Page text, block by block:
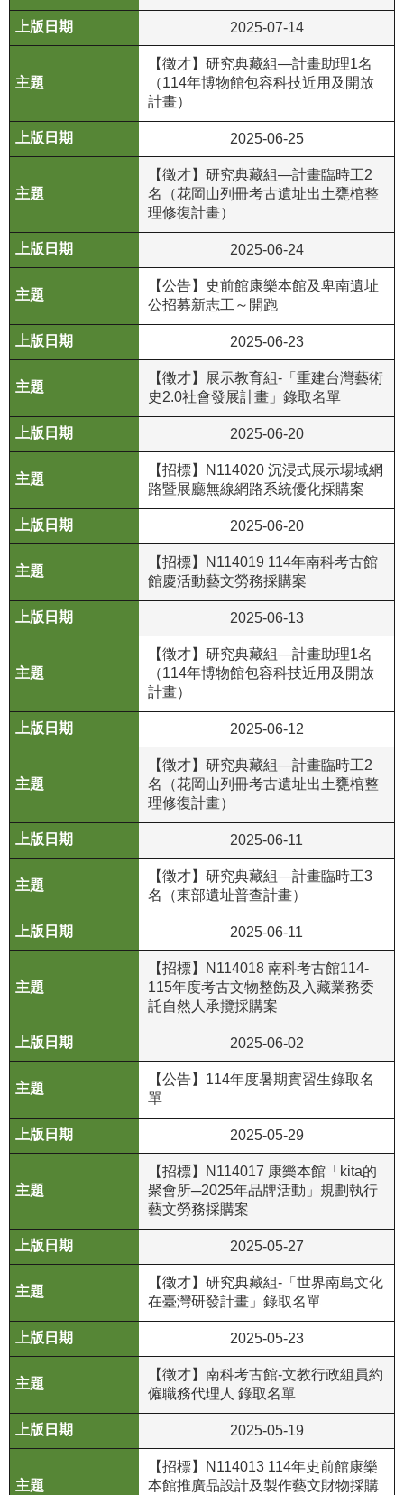
別
平
專
友
善
施
務
服
務
信
箱
網
導
覽
R
S
S
網
資
料
放
告
私
保
護
策
資
訊
全
告
民
服
務
皮
政
府
公
資
2025-07-14
【徵才】研究典藏組—計畫助理1名
（114年博物館包容科技近用及開放
計畫）
2025-06-25
【徵才】研究典藏組—計畫臨時工2
名（花岡山列冊考古遺址出土甕棺整
理修復計畫）
2025-06-24
【公告】史前館康樂本館及卑南遺址
公招募新志工～開跑
2025-06-23
【徵才】展示教育組-「重建台灣藝術
史2.0社會發展計畫」錄取名單
2025-06-20
【招標】N114020 沉浸式展示場域網
路暨展廳無線網路系統優化採購案
2025-06-20
【招標】N114019 114年南科考古館
館慶活動藝文勞務採購案
2025-06-13
【徵才】研究典藏組—計畫助理1名
（114年博物館包容科技近用及開放
計畫）
2025-06-12
【徵才】研究典藏組—計畫臨時工2
名（花岡山列冊考古遺址出土甕棺整
理修復計畫）
2025-06-11
【徵才】研究典藏組—計畫臨時工3
名（東部遺址普查計畫）
2025-06-11
【招標】N114018 南科考古館114-
115年度考古文物整飭及入藏業務委
託自然人承攬採購案
2025-06-02
【公告】114年度暑期實習生錄取名
單
2025-05-29
【招標】N114017 康樂本館「kita的
聚會所─2025年品牌活動」規劃執行
藝文勞務採購案
2025-05-27
【徵才】研究典藏組-「世界南島文化
在臺灣研發計畫」錄取名單
2025-05-23
【徵才】南科考古館-文教行政組員約
僱職務代理人 錄取名單
2025-05-19
【招標】N114013 114年史前館康樂
本館推廣品設計及製作藝文財物採購